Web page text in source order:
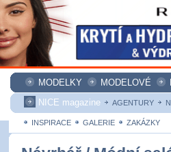
MODELKY MODELOVÉ
NICE magazine
AGENTURY
INSPIRACE GALERIE ZAKÁZKY